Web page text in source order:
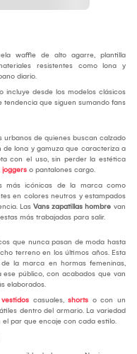
waffle de alto agarre, plantilla
resistentes como lona y
diario.
incluye desde los modelos clásicos
que siguen sumando fans
urbanos de quienes buscan calzado
de lona y gamuza que caracteriza a
con el uso, sin perder la estética
joggers o pantalones cargo.
más icónicas de la marca como
en colores neutros y estampados
Las Vans zapatillas hombre van
más trabajadas para salir.
que nunca pasan de moda hasta
terreno en los últimos años. Esta
la marca en hormas femeninas,
público, con acabados que van
elaborados.
vestidos casuales, shorts o con un
dentro del armario. La variedad
par que encaje con cada estilo.